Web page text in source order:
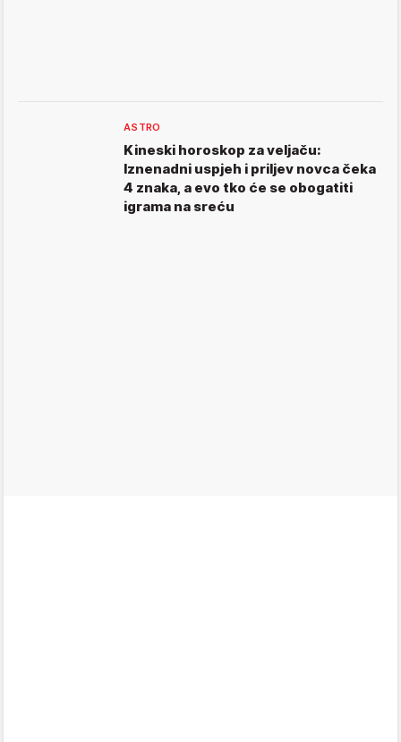
ASTRO
Kineski horoskop za veljaču:
Iznenadni uspjeh i priljev novca čeka
4 znaka, a evo tko će se obogatiti
igrama na sreću